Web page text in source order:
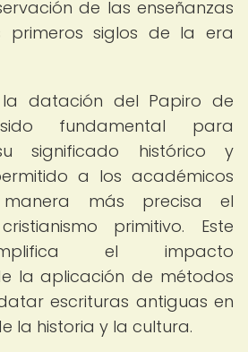
de las enseñanzas
primeros siglos de la era
datación del Papiro de
fundamental para
significado histórico y
a los académicos
más precisa el
primitivo. Este
el impacto
la aplicación de métodos
escrituras antiguas en
la historia y la cultura.